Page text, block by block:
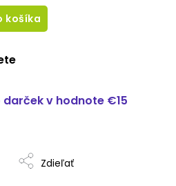
košíka
darčekv hodnote €15
Zdieľať